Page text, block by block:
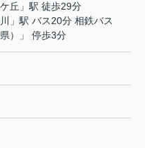
丘 」駅 徒歩29分
」駅 バス20分 相鉄バス
）」 停歩3分